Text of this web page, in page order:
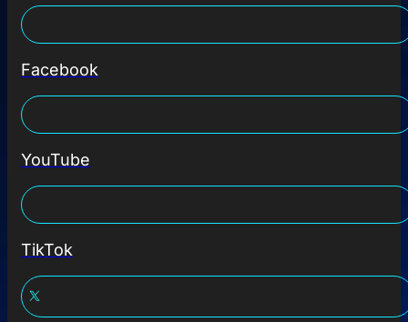
Facebook
YouTube
TikTok